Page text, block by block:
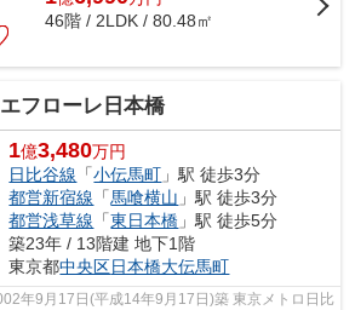
46階 / 2LDK / 80.48㎡
エフローレ日本橋
1億3,480万円
日比谷線 「小伝馬町 」駅 徒歩3分
都営新宿線 「馬喰横山 」駅 徒歩3分
都営浅草線 「東日本橋 」駅 徒歩5分
築23年 / 13階建 地下1階
東京都中央区日本橋大伝馬町